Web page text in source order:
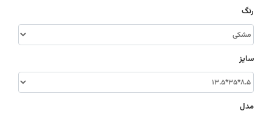
رنگ
سایز
مدل